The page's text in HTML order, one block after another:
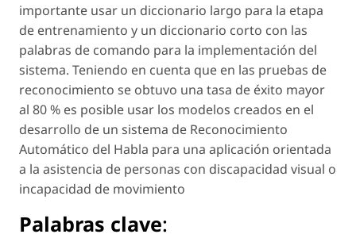
importante usar un diccionario largo para la etapa
de entrenamiento y un diccionario corto con las
palabras de comando para la implementación del
sistema. Teniendo en cuenta que en las pruebas de
reconocimiento se obtuvo una tasa de éxito mayor
al 80 % es posible usar los modelos creados en el
desarrollo de un sistema de Reconocimiento
Automático del Habla para una aplicación orientada
a la asistencia de personas con discapacidad visual o
incapacidad de movimiento
Palabras clave: